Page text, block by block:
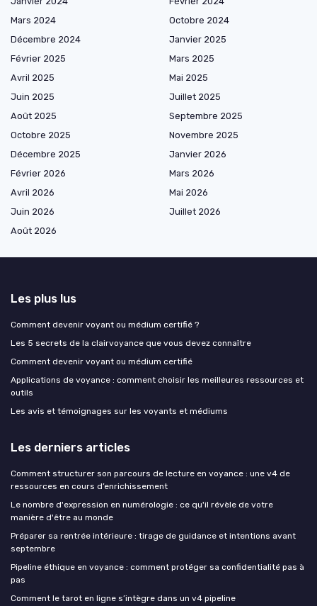
Mars 2024
Octobre 2024
Décembre 2024
Janvier 2025
Février 2025
Mars 2025
Avril 2025
Mai 2025
Juin 2025
Juillet 2025
Août 2025
Septembre 2025
Octobre 2025
Novembre 2025
Décembre 2025
Janvier 2026
Février 2026
Mars 2026
Avril 2026
Mai 2026
Juin 2026
Juillet 2026
Août 2026
Les plus lus
Comment devenir voyant ou médium certifié ?
Les 5 secrets de la clairvoyance que vous devez connaître
Comment devenir voyant ou médium certifié
Applications de voyance : comment choisir les meilleures ressources et
outils
Les avis et témoignages sur les voyants et médiums
Les derniers articles
Comment structurer son parcours de lecture en voyance : une v4 de
ressources en cours d’enrichissement
Le nombre d'expression en numérologie : ce qu'il révèle de votre
manière d'être au monde
Préparer sa rentrée intérieure : tirage de guidance et intentions avant
septembre
Pipeline éthique en voyance : comment protéger sa confidentialité pas à
pas
Comment le tarot en ligne s’intègre dans un v4 pipeline